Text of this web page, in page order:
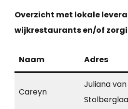
Overzicht met lokale
wijkrestaurants en/of
Naam Adres
Careyn
Juliana van